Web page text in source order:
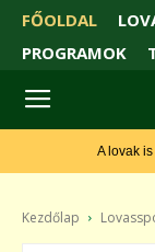
FŐOLDAL
PROGRAMOK
A lovak is
Kezdőlap